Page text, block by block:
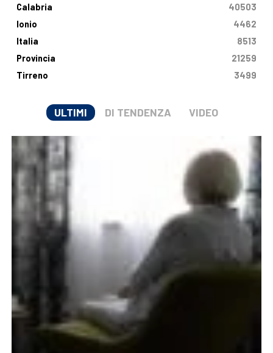
Calabria
40503
Ionio
4462
Italia
8513
Provincia
21259
Tirreno
3499
ULTIMI DI TENDENZA VIDEO